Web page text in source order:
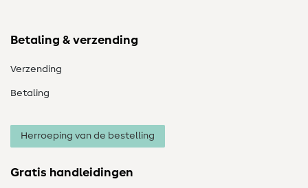
Betaling & verzending
Verzending
Betaling
Herroeping van de bestelling
Gratis handleidingen